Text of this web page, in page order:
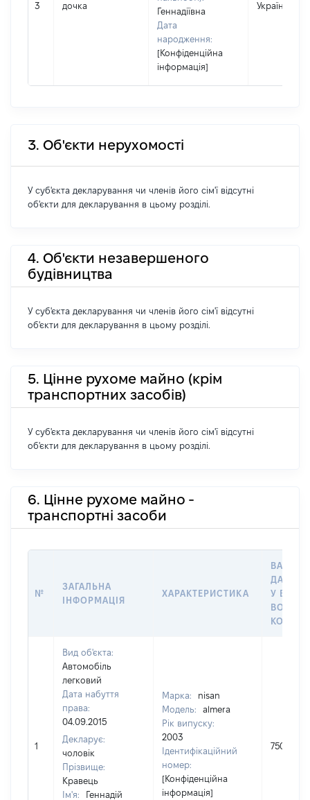
3 дочка
Геннадіївна
Дата
народження:
[Конфіденційна
інформація]
Україна
3. Об'єкти нерухомості
У суб'єкта декларування чи членів його сім'ї відсутні
об'єкти для декларування в цьому розділі.
4. Об'єкти незавершеного
будівництва
У суб'єкта декларування чи членів його сім'ї відсутні
об'єкти для декларування в цьому розділі.
5. Цінне рухоме майно (крім
транспортних засобів)
У суб'єкта декларування чи членів його сім'ї відсутні
об'єкти для декларування в цьому розділі.
6. Цінне рухоме майно -
транспортні засоби
№
ЗАГАЛЬНА
ІНФОРМАЦІЯ
ХАРАКТЕРИСТИКА
ДАТУ
У
1
Вид об'єкта:
Автомобіль
легковий
Дата набуття
права:
04.09.2015
Декларує:
чоловік
Прізвище:
Кравець
Ім'я:
Геннадій
Марка:
nisan
Модель:
almera
Рік випуску:
2003
Ідентифікаційний
номер:
[Конфіденційна
інформація]
75000